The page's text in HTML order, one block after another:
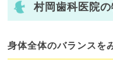
村岡歯科医院
身体全体のバランスを